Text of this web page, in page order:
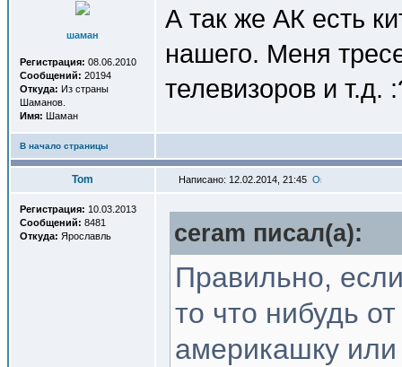
шаман
Регистрация: 08.06.2010
Сообщений: 20194
Откуда: Из страны
Шаманов.
Имя: Шаман
А так же АК есть
нашего. Меня
телевизоров и т.д.
В начало страницы
Tom Написано: 12.02.2014, 21:45
Регистрация: 10.03.2013
Сообщений: 8481
Откуда: Ярославль ceram писал(a):
Правильно,
то что нибудь
америкашку